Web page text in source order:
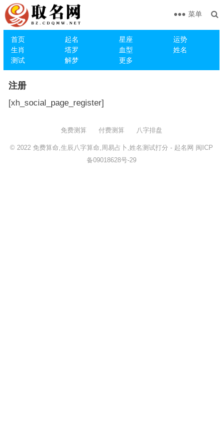
首页 起名 星座
运势
生肖
塔罗 血型
姓名
测试
解梦 更多
菜单
注册
[xh_social_page_register]
免费测算 付费测算 八字排盘
© 2022 免费算命,生辰八字算命,周易占卜,姓名测试打分 - 起名网 闽ICP
备09018628号-29